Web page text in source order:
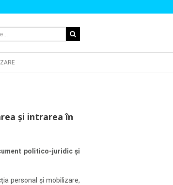
și intrarea în
politico-juridic și
personal şi mobilizare,